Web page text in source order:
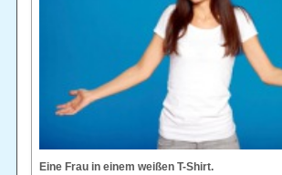
Eine Frau in einem weißen T-Shirt.